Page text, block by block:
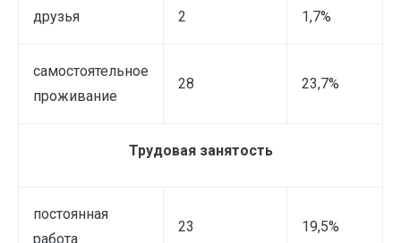
друзья 2 1,7%
самостоятельное
проживание
28 23,7%
Трудовая занятость
постоянная
работа
23 19,5%